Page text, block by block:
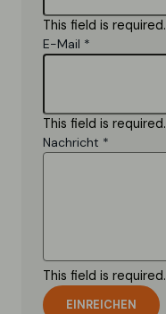
This field is required.
E-Mail *
This field is required.
Nachricht *
This field is required.
EINREICHEN